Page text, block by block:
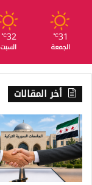
31
℃
الجمعة
32
℃
السبت
أخر المقالات